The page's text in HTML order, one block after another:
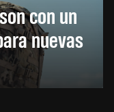
con un
nuevas